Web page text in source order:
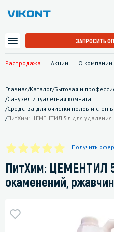
Распродажа Акции О компании
ЗАПРОСИТЬ
Главная/Каталог/Бытовая и
/Санузел и туалетная комната
/Средства для очистки полов и стен
/ПитХим: ЦЕМЕНТИЛ 5л для удаления
Получить
ПитХим: ЦЕМЕНТИЛ
окаменений,